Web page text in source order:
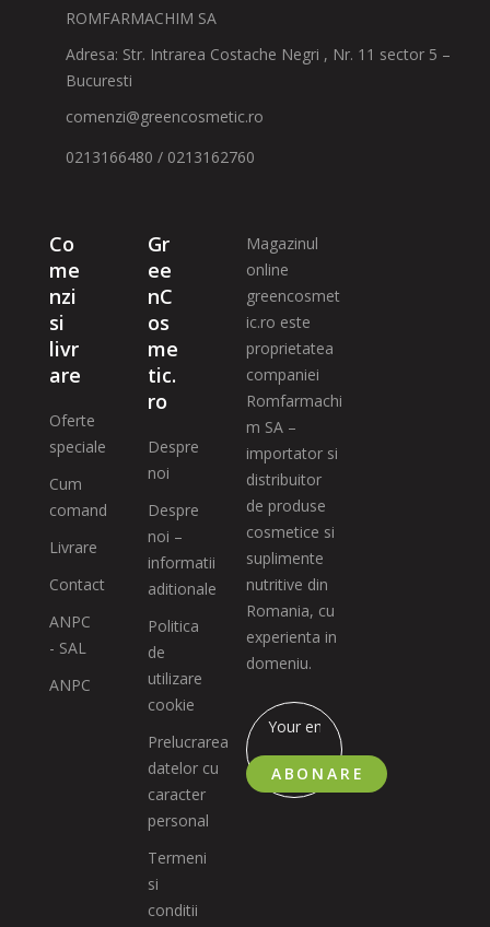
ROMFARMACHIM SA
Adresa: Str. Intrarea Costache Negri , Nr. 11 sector 5 –
Bucuresti
comenzi@greencosmetic.ro
0213166480 / 0213162760
Co
me
nzi
si
livr
are
Oferte
speciale
Cum
comand
Livrare
Contact
ANPC
- SAL
ANPC
Gr
ee
nC
os
me
tic.
ro
Despre
noi
Despre
noi –
informatii
aditionale
Politica
de
utilizare
cookie
Prelucrarea
datelor cu
caracter
personal
Termeni
si
conditii
Magazinul
online
greencosmet
ic.ro este
proprietatea
companiei
Romfarmachi
m SA –
importator si
distribuitor
de produse
cosmetice si
suplimente
nutritive din
Romania, cu
experienta in
domeniu.
ABONARE